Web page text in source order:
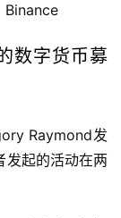
Binance
数字货币募
Raymond发
发起的活动在两